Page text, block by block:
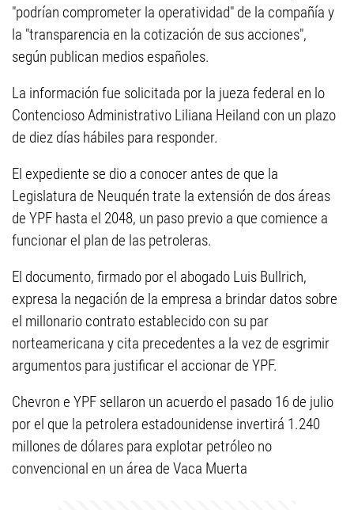
"podrían comprometer la operatividad" de la compañía y
la "transparencia en la cotización de sus acciones",
según publican medios españoles.
La información fue solicitada por la jueza federal en lo
Contencioso Administrativo Liliana Heiland con un plazo
de diez días hábiles para responder.
El expediente se dio a conocer antes de que la
Legislatura de Neuquén trate la extensión de dos áreas
de YPF hasta el 2048, un paso previo a que comience a
funcionar el plan de las petroleras.
El documento, firmado por el abogado Luis Bullrich,
expresa la negación de la empresa a brindar datos sobre
el millonario contrato establecido con su par
norteamericana y cita precedentes a la vez de esgrimir
argumentos para justificar el accionar de YPF.
Chevron e YPF sellaron un acuerdo el pasado 16 de julio
por el que la petrolera estadounidense invertirá 1.240
millones de dólares para explotar petróleo no
convencional en un área de Vaca Muerta